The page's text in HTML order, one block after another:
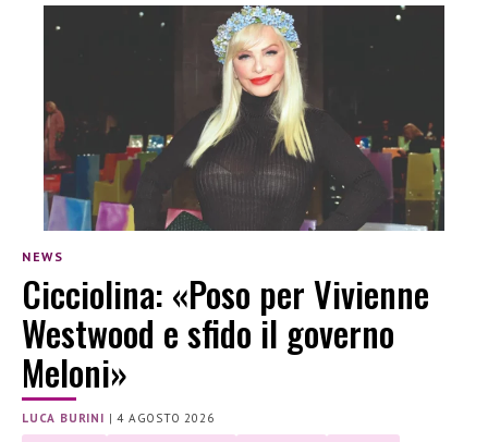
NEWS
Cicciolina: «Poso per Vivienne
Westwood e sfido il governo
Meloni»
LUCA BURINI |4 AGOSTO 2026